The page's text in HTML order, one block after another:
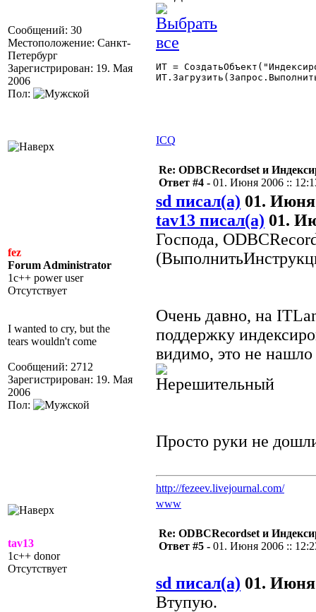
Сообщений: 30
Местоположение: Санкт-
Петербург
Зарегистрирован: 19. Мая
2006
Пол:
ИТ =
ICQ
fez
Forum Administrator
1c++ power user
Отсутствует
I wanted to cry, but the
tears wouldn't come
Сообщений: 2712
Зарегистрирован: 19. Мая
2006
Пол:
Re: ODBCRecordset и
Ответ #4 - 01. Июня 2006 ::
sd писал(а) 01. Июня
tav13 писал(а) 01.
Господа,
Очень давно, на
поддержку
видимо, это не нашло
Просто руки не
http://fezeev.livejournal.com/
www
tav13
1c++ donor
Отсутствует
Re: ODBCRecordset и
Ответ #5 - 01. Июня 2006 ::
sd писал(а) 01. Июня
Втупую.